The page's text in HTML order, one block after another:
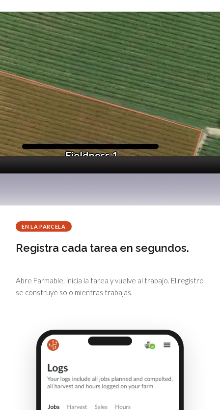
EN LA PARCELA
Registra cada tarea en segundos.
Abre Farmable, inicia la tarea y vuelve al trabajo. El registro
se construye solo mientras trabajas.